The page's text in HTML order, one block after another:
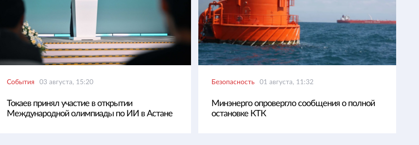
События 03 августа, 15:20
Токаев принял участие в открытии
Международной олимпиады по ИИ в Астане
Безопасность 01 августа, 11:32
Минэнерго опровергло сообщения о полной
остановке КТК